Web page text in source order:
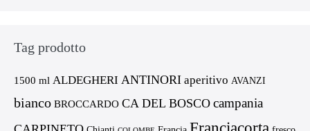
Tag prodotto
1500 ml ALDEGHERI ANTINORI aperitivo AVANZI
bianco BROCCARDO CA DEL BOSCO campania